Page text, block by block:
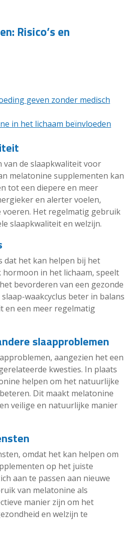
Risico’s en
geven zonder medisch
in het lichaam beïnvloeden
de slaapkwaliteit voor
melatonine supplementen kan
tot een diepere en meer
en alerter voelen,
Het regelmatig gebruik
slaapkwaliteit en welzijn.
dat het kan helpen bij het
in het lichaam, speelt
bevorderen van een gezonde
waakcyclus beter in balans
en een meer regelmatig
slaapproblemen
aangezien het een
kwesties. In plaats
helpen om het natuurlijke
Dit maakt melatonine
veilige en natuurlijke manier
omdat het kan helpen om
op het juiste
aan te passen aan nieuwe
van melatonine als
manier zijn om het
en welzijn te